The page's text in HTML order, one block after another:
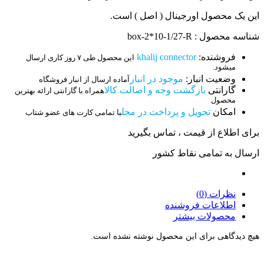
این یک محصول اورجینال ( اصل ) است.
شناسه محصول : box-2*10-1/27-R
فروشنده:khalij connector این محصول طی ۷ روز کاری ارسال
میشود.
وضعیت انبار: موجود در انبار آماده ارسال از انبار فروشگاه
گارانتی بازگشت وجه و اصالت کالاهمراه با گارانتی ارائه بهترین
محصول
امکان تحویل و پرداخت در محلبا تمامی کارت های عضو شتاب
برای اطلاع از قیمت ، تماس بگیرید
ارسال به تمامی نقاط کشور
نظرات (0)
اطلاعات فروشنده
محصولات بیشتر
هیچ دیدگاهی برای این محصول نوشته نشده است.